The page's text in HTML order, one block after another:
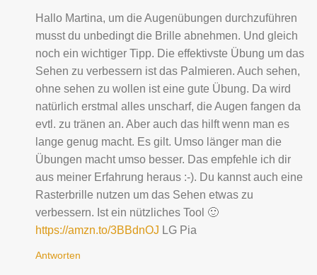
Hallo Martina, um die Augenübungen durchzuführen
musst du unbedingt die Brille abnehmen. Und gleich
noch ein wichtiger Tipp. Die effektivste Übung um das
Sehen zu verbessern ist das Palmieren. Auch sehen,
ohne sehen zu wollen ist eine gute Übung. Da wird
natürlich erstmal alles unscharf, die Augen fangen da
evtl. zu tränen an. Aber auch das hilft wenn man es
lange genug macht. Es gilt. Umso länger man die
Übungen macht umso besser. Das empfehle ich dir
aus meiner Erfahrung heraus :-). Du kannst auch eine
Rasterbrille nutzen um das Sehen etwas zu
verbessern. Ist ein nützliches Tool 🙂
https://amzn.to/3BBdnOJ LG Pia
Antworten